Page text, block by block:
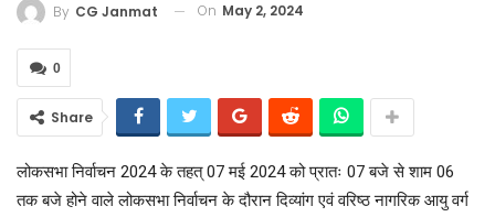
By CG Janmat On May 2, 2024
0
Share
लोकसभा निर्वाचन 2024 के तहत् 07 मई 2024 को प्रातः 07 बजे से शाम 06
तक बजे होने वाले लोकसभा निर्वाचन के दौरान दिव्यांग एवं वरिष्ठ नागरिक आयु वर्ग